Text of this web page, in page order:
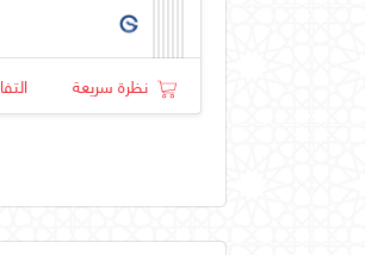
نظرة سريعة